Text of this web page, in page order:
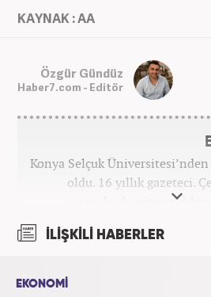
KAYNAK : AA
Özgür Gündüz
Haber7.com - Editör
Konya Selçuk
oldu. 16 yıllık gazeteci.
ajanslarda görev
röportaja imza attı. Meslek
İLİŞKİLİ HABERLER
EKONOMİ